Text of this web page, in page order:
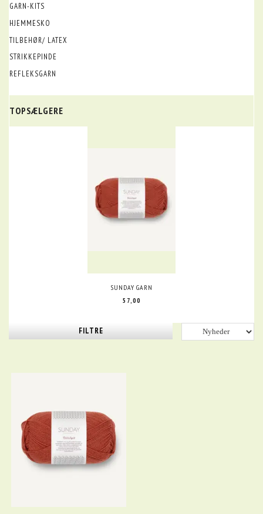
GARN-KITS
HJEMMESKO
TILBEHØR/ LATEX
STRIKKEPINDE
REFLEKSGARN
TOPSÆLGERE
SUNDAY GARN
57,00
FILTRE